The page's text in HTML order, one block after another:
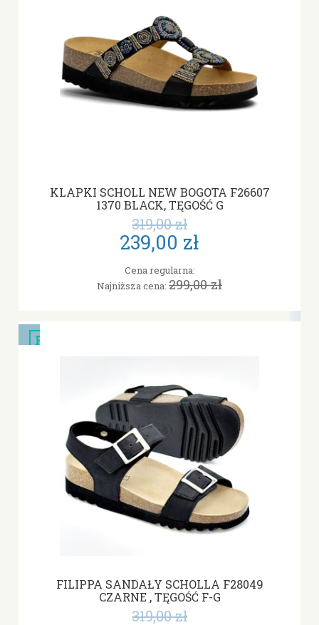
KLAPKI SCHOLL NEW BOGOTA F26607
1370 BLACK, TĘGOŚĆ G
239,00 zł
Cena regularna:
319,00 zł
Najniższa cena: 299,00 zł
FILIPPA SANDAŁY SCHOLLA F28049
CZARNE , TĘGOŚĆ F-G
319,00 zł